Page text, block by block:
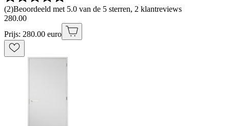
(2)Beoordeeld met 5.0 van de 5 sterren, 2 klantreviews
280.00
Prijs: 280.00 euro